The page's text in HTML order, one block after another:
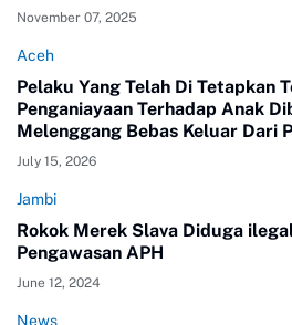
November 07, 2025
Aceh
Pelaku Yang Telah Di Tetapkan
Penganiayaan Terhadap Anak
Melenggang Bebas Keluar Dari
July 15, 2026
Jambi
Rokok Merek Slava Diduga
Pengawasan APH
June 12, 2024
News